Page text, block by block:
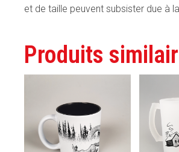
et de taille peuvent subsister due à
Produits